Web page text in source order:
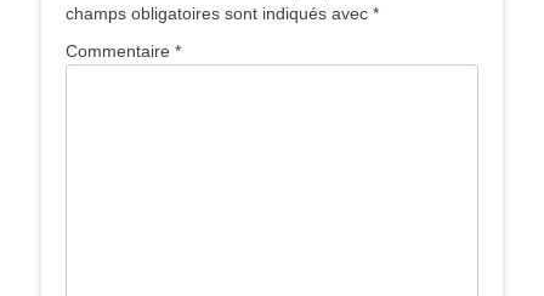
champs obligatoires sont indiqués avec *
Commentaire *